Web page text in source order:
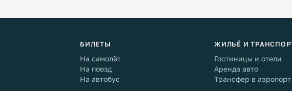
БИЛЕТЫ
На самолёт
На поезд
На автобус
ЖИЛЬЁ И
Гостиницы и отели
Аренда авто
Трансфер в аэропорт